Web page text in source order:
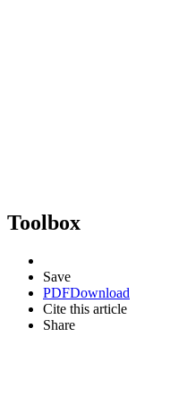
Toolbox
Save
PDFDownload
Cite this article
Share